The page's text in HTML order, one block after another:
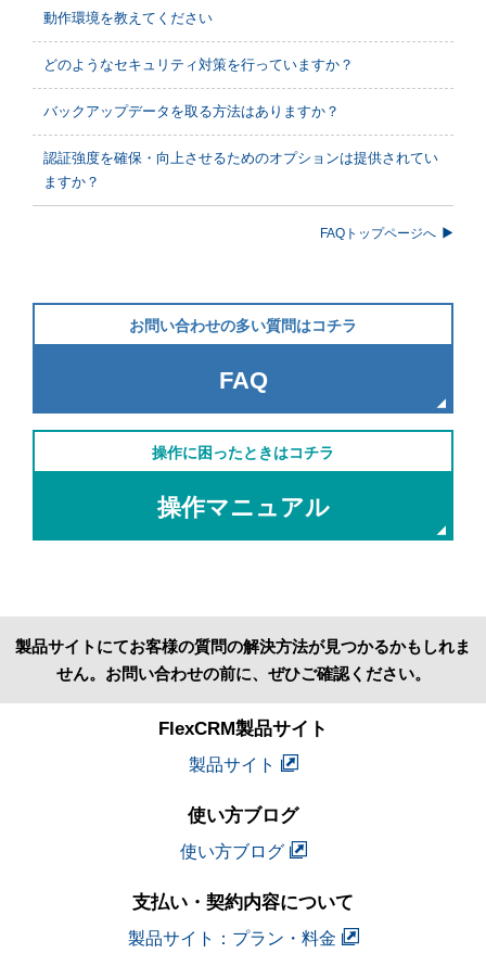
動作環境を教えてください
どのようなセキュリティ対策を行っていますか？
バックアップデータを取る方法はありますか？
認証強度を確保・向上させるためのオプションは提供されてい
ますか？
FAQトップページへ
お問い合わせの多い質問はコチラ
FAQ
操作に困ったときはコチラ
操作マニュアル
製品サイトにてお客様の質問の解決方法が見つかるかもしれま
せん。お問い合わせの前に、ぜひご確認ください。
FlexCRM製品サイト
製品サイト
使い方ブログ
使い方ブログ
支払い・契約内容について
製品サイト：プラン・料金